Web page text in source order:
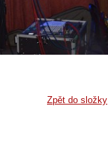
Zpět do složky